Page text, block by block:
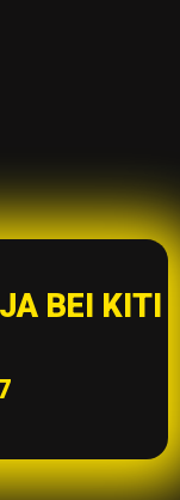
BEI KITI